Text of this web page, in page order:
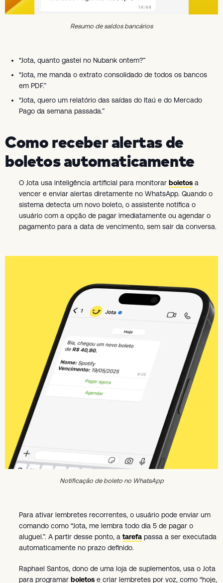
Resumo de saldos bancários
“Jota, quanto gastei no Nubank ontem?”
“Jota, me manda o extrato consolidado de todos os bancos
em PDF.”
“Jota, quero um relatório das saídas do Itaú e do Mercado
Pago da semana passada.”
Como receber alertas de
boletos automaticamente
O Jota usa inteligência artificial para monitorar boletos a
vencer e enviar alertas diretamente no WhatsApp. Quando o
sistema detecta um novo boleto, o assistente notifica o
usuário com a opção de pagar imediatamente ou agendar o
pagamento para a data de vencimento, sem sair da conversa.
Notificação de boleto no WhatsApp
Para ativar lembretes recorrentes, o usuário pode enviar um
comando como “Jota, me lembra todo dia 5 de pagar o
aluguel.”. A partir desse ponto, a tarefa passa a ser executada
automaticamente no prazo definido.
Raphael Santos, dono de uma loja de suplementos, usa o Jota
para programar boletos e criar lembretes por voz, como “hoje,